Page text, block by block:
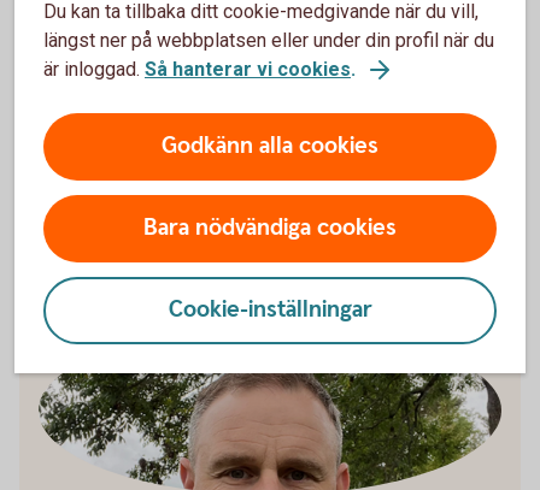
Lantbruksspecialister
Prata med bankens lantbruksspecialister. De finns
över hela landet.
Våra lantbruksspecialister
Du kan ta tillbaka ditt cookie-medgivande när du vill,
längst ner på webbplatsen eller under din profil när du
är inloggad. Så hanterar vi cookies.
Godkänn alla cookies
Bara nödvändiga cookies
Cookie-inställningar